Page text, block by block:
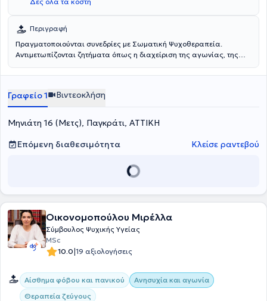
Περιγραφή
Πραγματοποιούνται συνεδρίες με Σωματική Ψυχοθεραπεία.
Αντιμετωπίζονται ζητήματα όπως η διαχείριση της αγωνίας, της
συμπτώματα, οι δυσκολίες σε καθημερινές καταστάσεις στην
συναισθηματικές διαταραχές.
Γραφείο 1 Βιντεοκλήση
Μηνιάτη 16 (Μετς), Παγκράτι, ΑΤΤΙΚΗ
Επόμενη διαθεσιμότητα
Κλείσε ραντεβού
Οικονομοπούλου Μιρέλλα
Σύμβουλος Ψυχικής Υγείας
MSc
10.0|19 αξιολογήσεις
Αίσθημα φόβου και πανικού
Ανησυχία και αγωνία
Θεραπεία ζεύγους